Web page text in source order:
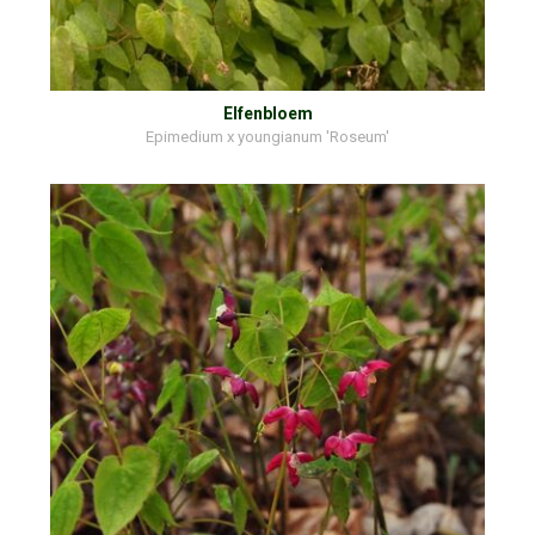
Elfenbloem
Epimedium x youngianum 'Roseum'